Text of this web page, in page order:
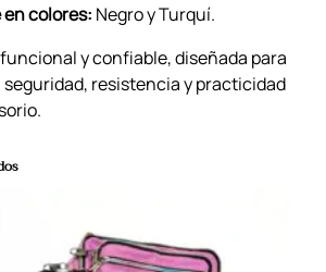
colores: Negro y Turquí.
y confiable, diseñada para
resistencia y practicidad